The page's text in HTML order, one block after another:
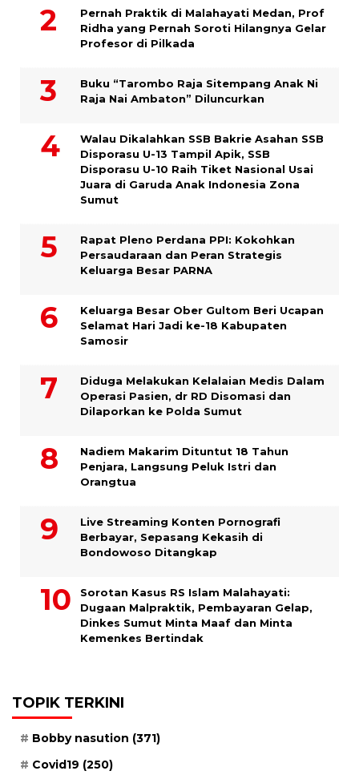
Pernah Praktik di Malahayati Medan, Prof
Ridha yang Pernah Soroti Hilangnya Gelar
Profesor di Pilkada
Buku “Tarombo Raja Sitempang Anak Ni
Raja Nai Ambaton” Diluncurkan
Walau Dikalahkan SSB Bakrie Asahan SSB
Disporasu U-13 Tampil Apik, SSB
Disporasu U-10 Raih Tiket Nasional Usai
Juara di Garuda Anak Indonesia Zona
Sumut
Rapat Pleno Perdana PPI: Kokohkan
Persaudaraan dan Peran Strategis
Keluarga Besar PARNA
Keluarga Besar Ober Gultom Beri Ucapan
Selamat Hari Jadi ke-18 Kabupaten
Samosir
Diduga Melakukan Kelalaian Medis Dalam
Operasi Pasien, dr RD Disomasi dan
Dilaporkan ke Polda Sumut
​Nadiem Makarim Dituntut 18 Tahun
Penjara, Langsung Peluk Istri dan
Orangtua
Live Streaming Konten Pornografi
Berbayar, Sepasang Kekasih di
Bondowoso Ditangkap
Sorotan Kasus RS Islam Malahayati:
Dugaan Malpraktik, Pembayaran Gelap,
Dinkes Sumut Minta Maaf dan Minta
Kemenkes Bertindak
TOPIK TERKINI
Bobby nasution (371)
Covid19 (250)